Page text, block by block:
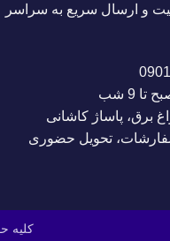
و ارسال سریع به سراسر
برق، پاساژ کاشانی
تحویل حضوری
کلیه